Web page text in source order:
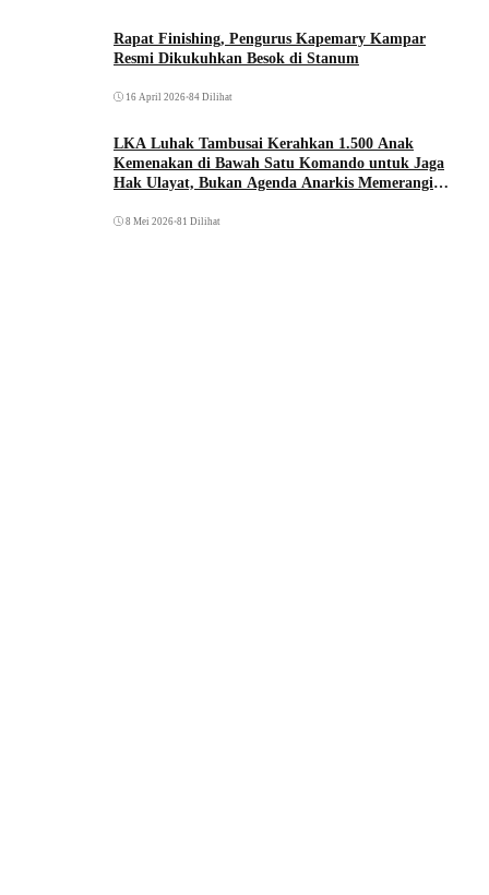
Rapat Finishing, Pengurus Kapemary Kampar
Resmi Dikukuhkan Besok di Stanum
16 April 2026•84 Dilihat
LKA Luhak Tambusai Kerahkan 1.500 Anak
Kemenakan di Bawah Satu Komando untuk Jaga
Hak Ulayat, Bukan Agenda Anarkis Memerangi
8 Mei 2026•81 Dilihat